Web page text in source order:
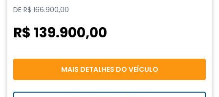
DE R$ 166.900,00
R$ 139.900,00
MAIS DETALHES DO VEÍCULO